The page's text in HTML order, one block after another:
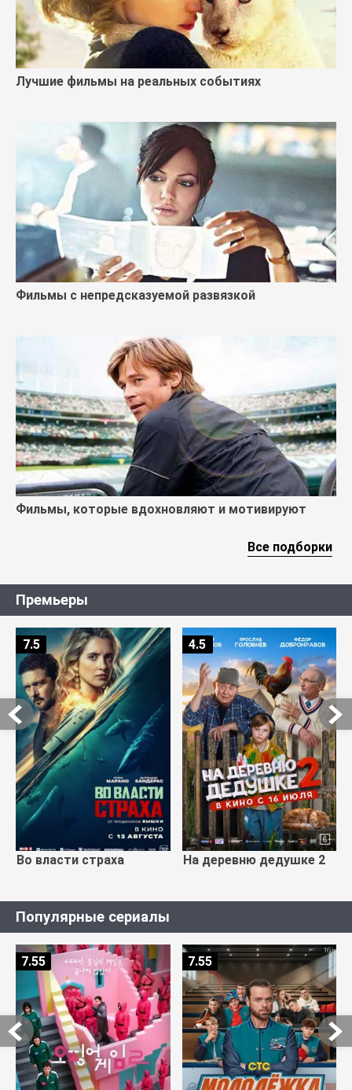
Лучшие фильмы на реальных событиях
Фильмы с непредсказуемой развязкой
Фильмы, которые вдохновляют и мотивируют
Все подборки
Премьеры
Во власти страха
7.5
На деревню дедушке 2
4.5
Популярные сериалы
7.55 7.55